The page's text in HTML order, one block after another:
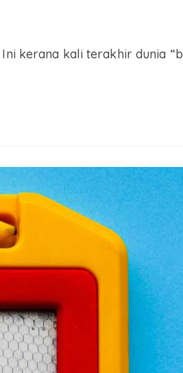
kerana kali terakhir dunia